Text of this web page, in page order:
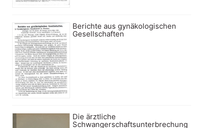
Berichte aus gynäkologischen
Gesellschaften
Die ärztliche
Schwangerschaftsunterbrechung